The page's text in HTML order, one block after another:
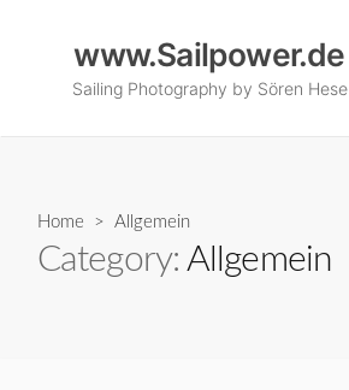
content
www.Sailpower.de
Sailing Photography by Sören Hese
Home > Allgemein
Category: Allgemein